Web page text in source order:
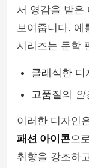
서 영감을 받은
보여줍니다. 예
시리즈는 문학
클래식한 디
고품질의 안
이러한 디자인
패션 아이콘으
취향을 강조하